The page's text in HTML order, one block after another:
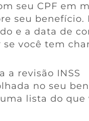
seu CPF em
seu benefício.
e a data de
você tem
a revisão INSS
no seu
lista do que